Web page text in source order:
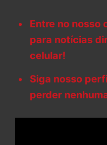
Entre no nosso
para notícias
celular!
Siga nosso
perder